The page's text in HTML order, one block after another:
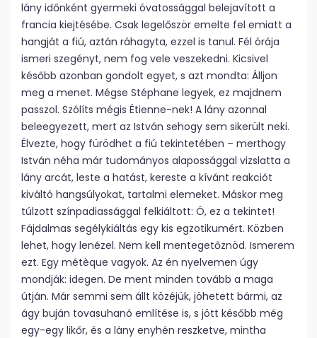
lány időnként gyermeki óvatossággal belejavított a
francia kiejtésébe. Csak legelőször emelte fel emiatt a
hangját a fiú, aztán ráhagyta, ezzel is tanul. Fél órája
ismeri szegényt, nem fog vele veszekedni. Kicsivel
később azonban gondolt egyet, s azt mondta: Álljon
meg a menet. Mégse Stéphane legyek, ez majdnem
passzol. Szólíts mégis Étienne-nek! A lány azonnal
beleegyezett, mert az István sehogy sem sikerült neki.
Élvezte, hogy fürödhet a fiú tekintetében – merthogy
István néha már tudományos alapossággal vizslatta a
lány arcát, leste a hatást, kereste a kívánt reakciót
kiváltó hangsúlyokat, tartalmi elemeket. Máskor meg
túlzott színpadiassággal felkiáltott: Ó, ez a tekintet!
Fájdalmas segélykiáltás egy kis egzotikumért. Közben
lehet, hogy lenézel. Nem kell mentegetőznöd. Ismerem
ezt. Egy métèque vagyok. Az én nyelvemen úgy
mondják: idegen. De ment minden tovább a maga
útján. Már semmi sem állt közéjük, jöhetett bármi, az
ágy buján tovasuhanó említése is, s jött később még
egy-egy likőr, és a lány enyhén reszketve, mintha